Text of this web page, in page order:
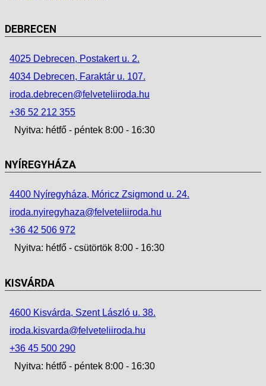
DEBRECEN
4025 Debrecen, Postakert u. 2.
4034 Debrecen, Faraktár u. 107.
iroda.debrecen@felveteliiroda.hu
+36 52 212 355
Nyitva: hétfő - péntek 8:00 - 16:30
NYÍREGYHÁZA
4400 Nyíregyháza, Móricz Zsigmond u. 24.
iroda.nyiregyhaza@felveteliiroda.hu
+36 42 506 972
Nyitva: hétfő - csütörtök 8:00 - 16:30
KISVÁRDA
4600 Kisvárda, Szent László u. 38.
iroda.kisvarda@felveteliiroda.hu
+36 45 500 290
Nyitva: hétfő - péntek 8:00 - 16:30